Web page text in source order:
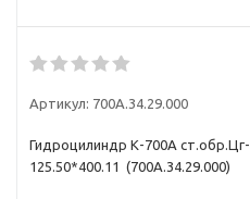
Артикул: 700А.34.29.000
Гидроцилиндр К-700А ст.обр.Цг-
125.50*400.11 (700А.34.29.000)